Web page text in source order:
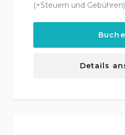
(+Steuern und Gebühren)
Details